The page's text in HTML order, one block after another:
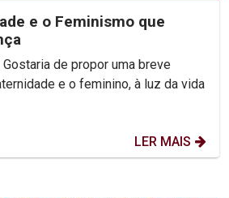
e o Feminismo que
e o feminino, à luz da vida
LER MAIS